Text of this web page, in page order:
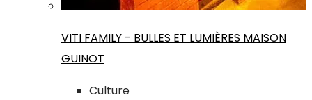
VITI FAMILY - BULLES ET LUMIÈRES MAISON
GUINOT
Culture